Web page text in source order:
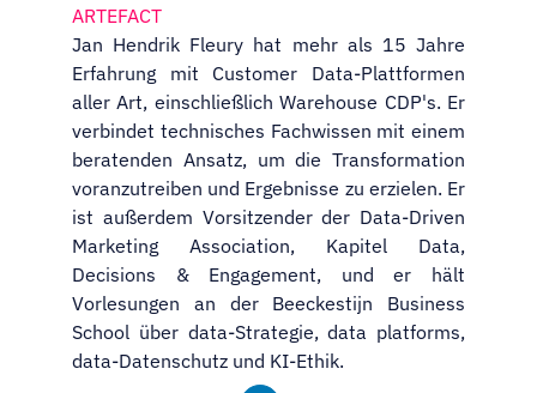
ARTEFACT
Jan Hendrik Fleury hat mehr als 15 Jahre
Erfahrung mit Customer Data-Plattformen
aller Art, einschließlich Warehouse CDP's. Er
verbindet technisches Fachwissen mit einem
beratenden Ansatz, um die Transformation
voranzutreiben und Ergebnisse zu erzielen. Er
ist außerdem Vorsitzender der Data-Driven
Marketing Association, Kapitel Data,
Decisions & Engagement, und er hält
Vorlesungen an der Beeckestijn Business
School über data-Strategie, data platforms,
data-Datenschutz und KI-Ethik.